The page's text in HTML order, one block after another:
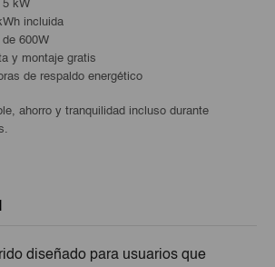
kW
incluida
600W
y montaje gratis
de respaldo energético
ahorro y tranquilidad incluso durante
diseñado para usuarios que